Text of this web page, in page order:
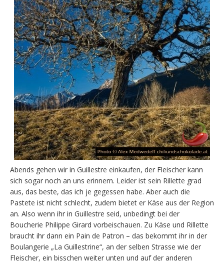
Abends gehen wir in Guillestre einkaufen, der Fleischer kann
sich sogar noch an uns erinnern. Leider ist sein Rillette grad
aus, das beste, das ich je gegessen habe. Aber auch die
Pastete ist nicht schlecht, zudem bietet er Käse aus der Region
an. Also wenn ihr in Guillestre seid, unbedingt bei der
Boucherie Philippe Girard vorbeischauen. Zu Käse und Rillette
braucht ihr dann ein Pain de Patron – das bekommt ihr in der
Boulangerie „La Guillestrine“, an der selben Strasse wie der
Fleischer, ein bisschen weiter unten und auf der anderen